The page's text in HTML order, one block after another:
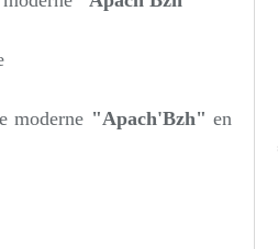
moderne "Apach'Bzh" en